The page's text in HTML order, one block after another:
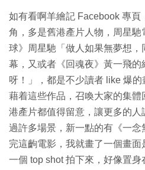
如有看啊羊繪記 Facebook 專頁
角，多是舊港產片人物，周星馳
球》周星馳「做人如果無夢想
幕，又或者《回魂夜》黃一飛的
呀！」，都是不少讀者 like 爆
藉着這些作品，召喚大家的集
港產片都值得留意，讓更多的
過許多場景，新一點的有《一
完這齣電影，我就畫了一個畫面
一個 top shot 拍下來，好像置身